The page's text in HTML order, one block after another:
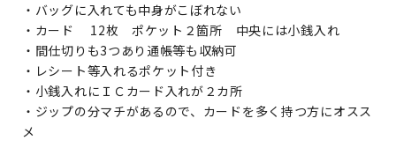
・バッグに入れても中身がこぼれない
・カード 12枚 ポケット２箇所 中央には小銭入れ
・間仕切りも3つあり通帳等も収納可
・レシート等入れるポケット付き
・小銭入れにＩＣカード入れが２カ所
・ジップの分マチがあるので、カードを多く持つ方にオスス
メ